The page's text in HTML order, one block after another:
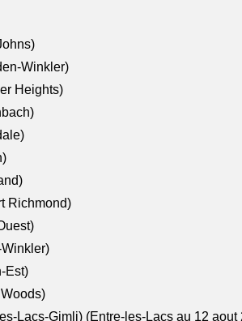
Winkler)
Heights)
Richmond)
Est)
Lacs-Gimli) (Entre-les-Lacs au 12 aout